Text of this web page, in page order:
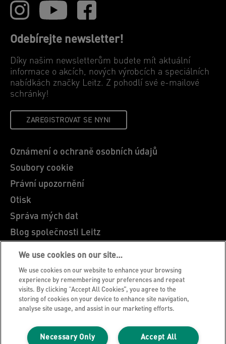
Odebírejte newsletter!
Díky našim newsletterům budete mít aktuální
informace o akcích, nových výrobcích a speciálních
nabídkách značky Leitz. Z pohodlí své e-mailové
schránky!
ZAREGISTROVAT SE NYNI
Oznámení o ochraně osobních údajů
Soubory cookie
Právní upozornění
Otisk
Správa mých dat
Blog společnosti Leitz
Kariéra
Leitz EasyPrint
Zákaznická podpora
Pokyny pro recyklaci obalů
Záruční podmínky
Prohlášení o shodě
We use cookies on our site…
We use cookies on our website to enhance your browsing
experience by remembering your preferences and repeat
visits. By clicking “Accept All Cookies”, you agree to the
storing of cookies on your device to enhance site navigation,
analyse site usage, and assist in our marketing efforts.
Accept All
Necessary Only